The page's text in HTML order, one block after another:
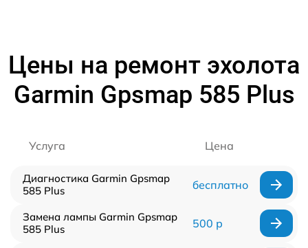
Цены на ремонт эхолота
Garmin Gpsmap 585 Plus
Услуга Цена
Диагностика Garmin Gpsmap
585 Plus
бесплатно
Замена лампы Garmin Gpsmap
585 Plus
500 р